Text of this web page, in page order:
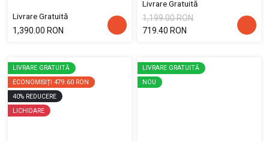
Livrare Gratuită
1,390.00 RON
Livrare Gratuită
1,199.00 RON
719.40 RON
LIVRARE GRATUITĂ
ECONOMISIȚI 479.60 RON
40% REDUCERE
LICHIDARE
LIVRARE GRATUITĂ
NOU